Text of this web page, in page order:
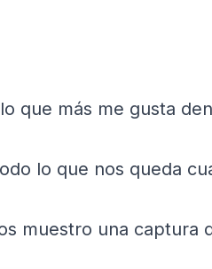
que más me gusta
lo que nos queda
muestro una